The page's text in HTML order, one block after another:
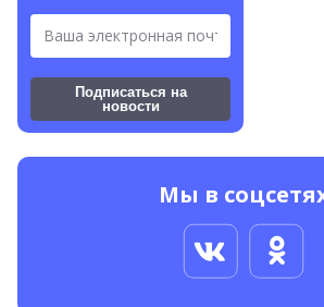
Подписаться на
новости
Мы в